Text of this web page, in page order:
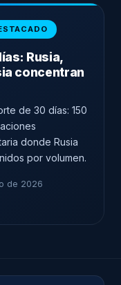
Rusia,
concentran
de 30 días: 150
donde Rusia
por volumen.
de 2026